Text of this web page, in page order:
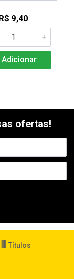
R$ 9,40
Adicionar
ofertas!
Títulos